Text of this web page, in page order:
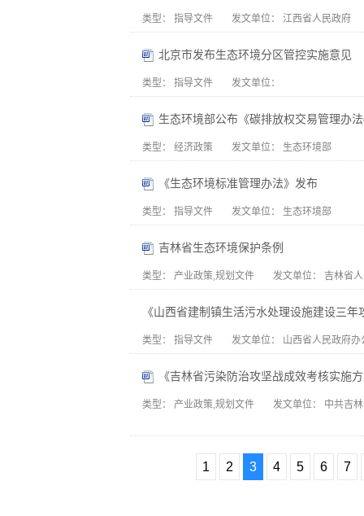
类型： 指导文件 发文单位： 江西省人民政府
北京市发布生态环境分区管控实施意见
类型： 指导文件 发文单位：
生态环境部公布《碳排放权交易管理办
类型： 经济政策 发文单位： 生态环境部
《生态环境标准管理办法》发布
类型： 指导文件 发文单位： 生态环境部
吉林省生态环境保护条例
类型： 产业政策,规划文件 发文单位： 吉林省
《山西省建制镇生活污水处理设施建设三
类型： 指导文件 发文单位： 山西省人民政府办
《吉林省污染防治攻坚战成效考核实施
类型： 产业政策,规划文件 发文单位： 中共吉
1 2 3 4 5 6 7